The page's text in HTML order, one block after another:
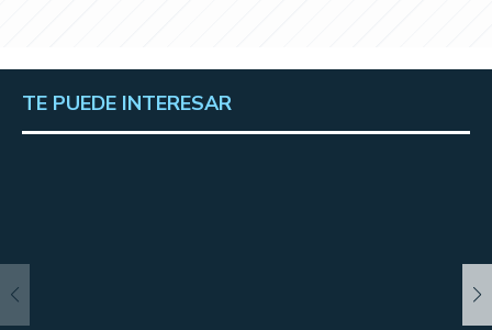
TE PUEDE INTERESAR